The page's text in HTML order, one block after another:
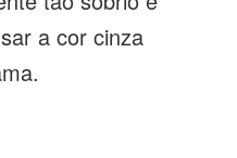
a cor cinza